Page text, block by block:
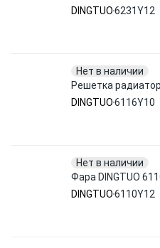
DINGTUO6231Y12
Нет в наличии
Решетка
DINGTUO6116Y10
Нет в наличии
Фара DINGTUO
DINGTUO6110Y12